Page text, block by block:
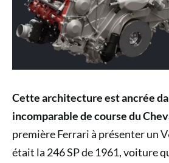
Cette architecture est ancrée
incomparable de course du
première Ferrari à présenter un
était la 246 SP de 1961, voiture